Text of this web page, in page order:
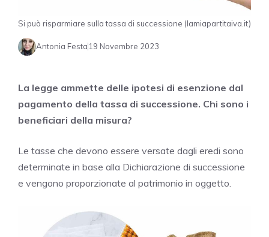
Si può risparmiare sulla tassa di successione (lamiapartitaiva.it)
Antonia Festa 19 Novembre 2023
La legge ammette delle ipotesi di esenzione dal
pagamento della tassa di successione. Chi sono i
beneficiari della misura?
Le tasse che devono essere versate dagli eredi sono
determinate in base alla Dichiarazione di successione
e vengono proporzionate al patrimonio in oggetto.